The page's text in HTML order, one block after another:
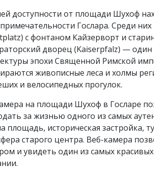
доступности от площади Шухоф
Гослара. Среди
с фонтаном Кайзерворт и
дворец (Kaiserpfalz) —
эпохи Священной Римской
живописные леса и холмы
и велосипедных прогулок.
на площади Шухоф в Госларе
за жизнью одного из самых
площадь, историческая застройка,
старого центра. Веб-камера
и увидеть один из самых